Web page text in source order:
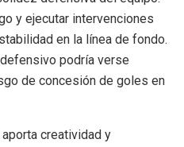
y ejecutar intervenciones
en la línea de fondo.
podría verse
de concesión de goles en
creatividad y